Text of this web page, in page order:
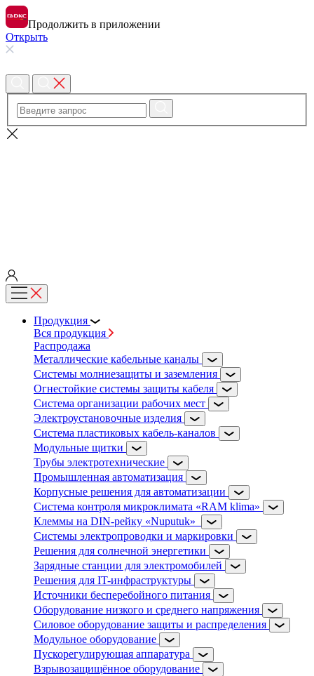
Продолжить в приложении
Открыть
Продукция
Вся продукция
Распродажа
Металлические кабельные каналы
Системы молниезащиты и заземления
Огнестойкие системы защиты кабеля
Система организации рабочих мест
Электроустановочные изделия
Система пластиковых кабель-каналов
Модульные щитки
Трубы электротехнические
Промышленная автоматизация
Корпусные решения для автоматизации
Система контроля микроклимата «RAM klima»
Клеммы на DIN-рейку «Nuputuk»
Системы электропроводки и маркировки
Решения для солнечной энергетики
Зарядные станции для электромобилей
Решения для IT-инфраструктуры
Источники бесперебойного питания
Оборудование низкого и среднего напряжения
Силовое оборудование защиты и распределения
Модульное оборудование
Пускорегулирующая аппаратура
Взрывозащищённое оборудование